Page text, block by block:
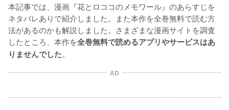
本記事では、漫画『花とロココのメモワール』のあらすじを
ネタバレありで紹介しました。また本作を全巻無料で読む方
法があるのかも解説しました。さまざまな漫画サイトを調査
したところ、本作を全巻無料で読めるアプリやサービスはあ
りませんでした。
AD